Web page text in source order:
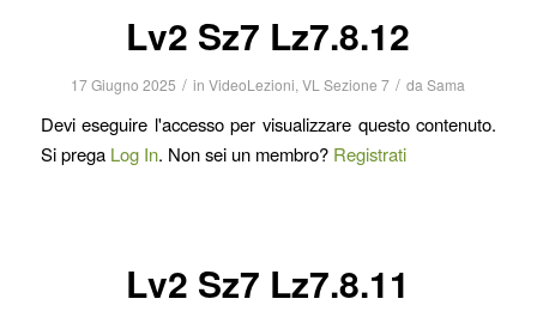
Lv2 Sz7 Lz7.8.12
17 Giugno 2025 / inVideoLezioni,VL Sezione 7 / daSama
Devi eseguire l'accesso per visualizzare questo contenuto.
Si prega Log In. Non sei un membro? Registrati
Lv2 Sz7 Lz7.8.11